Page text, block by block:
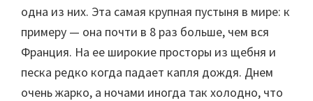
одна из них. Эта самая крупная пустыня в мире: к
примеру — она почти в 8 раз больше, чем вся
Франция. На ее широкие просторы из щебня и
песка редко когда падает капля дождя. Днем
очень жарко, а ночами иногда так холодно, что